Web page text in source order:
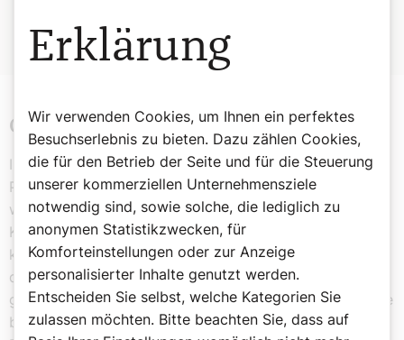
und von klösterlichen Köstlichkeiten naschen ... Teil 5/10.
Obstleder und Steppenduft
Im Sortiment des Klosterladens finden sich viele
Produkte aus der Region. Das ist Pater Thomas ein
wichtiges Anliegen. „Wir holen die Region in den
Klosterladen herein. Hier am Heideboden braucht es
keine Einzelkämpfer.“ Pastasauce im Glas mit Tofu aus
dem Seewinkel, prämiertes Kernöl aus Po­dersdorf oder
gedörrtes Obst als „Obstleder“ aus Wallern: Die Betriebe
bekommen Platz in den Regalen des Ladens, zehn
Erklärung
Wir verwenden Cookies, um Ihnen ein perfektes
Besuchserlebnis zu bieten. Dazu zählen Cookies,
die für den Betrieb der Seite und für die Steuerung
unserer kommerziellen Unternehmensziele
notwendig sind, sowie solche, die lediglich zu
anonymen Statistikzwecken, für
Komforteinstellungen oder zur Anzeige
personalisierter Inhalte genutzt werden.
Entscheiden Sie selbst, welche Kategorien Sie
zulassen möchten. Bitte beachten Sie, dass auf